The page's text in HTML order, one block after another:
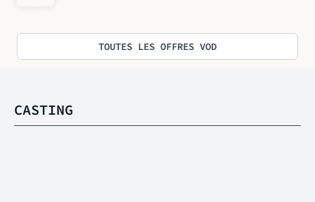
TOUTES LES OFFRES VOD
CASTING